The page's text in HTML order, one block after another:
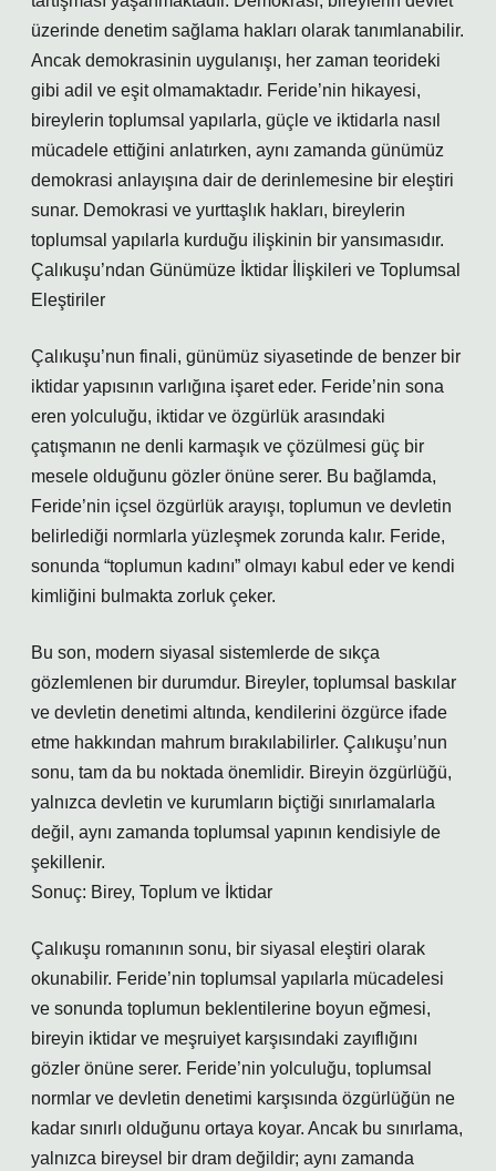
üzerinde denetim sağlama hakları olarak tanımlanabilir.
Ancak demokrasinin uygulanışı, her zaman teorideki
gibi adil ve eşit olmamaktadır. Feride’nin hikayesi,
bireylerin toplumsal yapılarla, güçle ve iktidarla nasıl
mücadele ettiğini anlatırken, aynı zamanda günümüz
demokrasi anlayışına dair de derinlemesine bir eleştiri
sunar. Demokrasi ve yurttaşlık hakları, bireylerin
toplumsal yapılarla kurduğu ilişkinin bir yansımasıdır.
Çalıkuşu’ndan Günümüze İktidar İlişkileri ve Toplumsal
Eleştiriler
Çalıkuşu’nun finali, günümüz siyasetinde de benzer bir
iktidar yapısının varlığına işaret eder. Feride’nin sona
eren yolculuğu, iktidar ve özgürlük arasındaki
çatışmanın ne denli karmaşık ve çözülmesi güç bir
mesele olduğunu gözler önüne serer. Bu bağlamda,
Feride’nin içsel özgürlük arayışı, toplumun ve devletin
belirlediği normlarla yüzleşmek zorunda kalır. Feride,
sonunda “toplumun kadını” olmayı kabul eder ve kendi
kimliğini bulmakta zorluk çeker.
Bu son, modern siyasal sistemlerde de sıkça
gözlemlenen bir durumdur. Bireyler, toplumsal baskılar
ve devletin denetimi altında, kendilerini özgürce ifade
etme hakkından mahrum bırakılabilirler. Çalıkuşu’nun
sonu, tam da bu noktada önemlidir. Bireyin özgürlüğü,
yalnızca devletin ve kurumların biçtiği sınırlamalarla
değil, aynı zamanda toplumsal yapının kendisiyle de
şekillenir.
Sonuç: Birey, Toplum ve İktidar
Çalıkuşu romanının sonu, bir siyasal eleştiri olarak
okunabilir. Feride’nin toplumsal yapılarla mücadelesi
ve sonunda toplumun beklentilerine boyun eğmesi,
bireyin iktidar ve meşruiyet karşısındaki zayıflığını
gözler önüne serer. Feride’nin yolculuğu, toplumsal
normlar ve devletin denetimi karşısında özgürlüğün ne
kadar sınırlı olduğunu ortaya koyar. Ancak bu sınırlama,
yalnızca bireysel bir dram değildir; aynı zamanda